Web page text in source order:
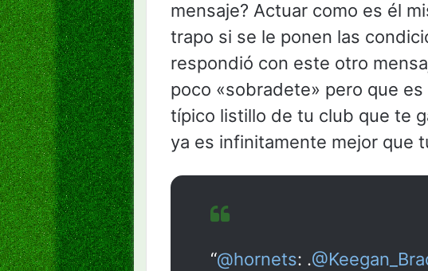
mensaje? Actuar como es él
trapo si se le ponen las
respondió con este otro
poco «sobradete» pero que
típico listillo de tu club que te
ya es infinitamente mejor que
“@hornets: .